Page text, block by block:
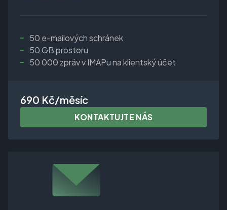
50 e-mailových schránek
50 GB prostoru
50 000 zpráv v IMAPu na klientský účet
690 Kč/měsíc
KONTAKTUJTE NÁS